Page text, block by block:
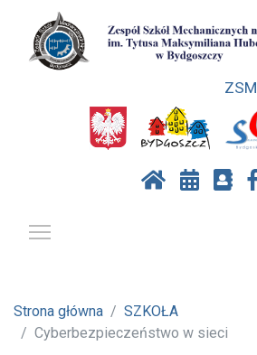
ZSM
Strona główna
SZKOŁA
Cyberbezpieczeństwo w sieci